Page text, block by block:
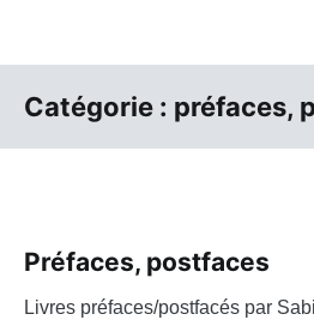
Catégorie : préfaces,
Préfaces, postfaces
Livres préfaces/postfacés par